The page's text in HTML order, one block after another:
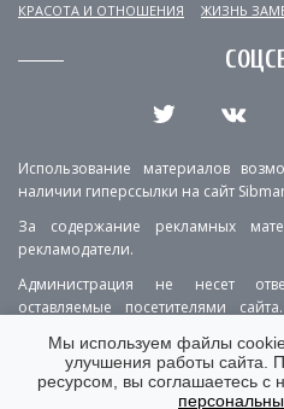
КРАСОТА И ОТНОШЕНИЯ ЖИЗНЬ
Использование материалов
наличии гиперссылки на сайт
За содержание рекламных
рекламодатели.
Администрация не несет
оставляемые посетителями
РЕКЛАМА О ПРОЕКТЕ
ПОЛИТИКА
Мы используем файлы
улучшения работы сайта.
ресурсом, вы соглашаетесь с